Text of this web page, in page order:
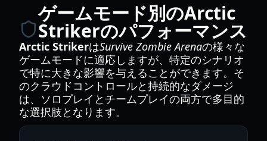
ゲームモード別のArctic
Strikerのパフォーマンス
Arctic StrikerはSurvive Zombie Arenaの様々な
ゲームモードに適応しますが、特定のシナリオ
で特に大きな影響を与えることができます。そ
のクラウドコントロールと持続的なダメージ
は、ソロプレイとチームプレイの両方で多目的
な選択肢となります。